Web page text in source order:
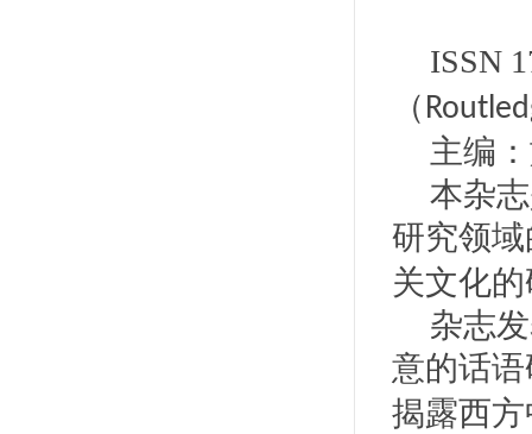
ISSN
（
主编
本杂
研究领
关文化
杂志
意的话
揭露西